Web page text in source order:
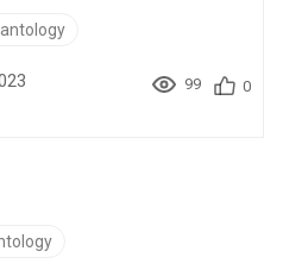
anteriores, Lucas y
después ...
99 0